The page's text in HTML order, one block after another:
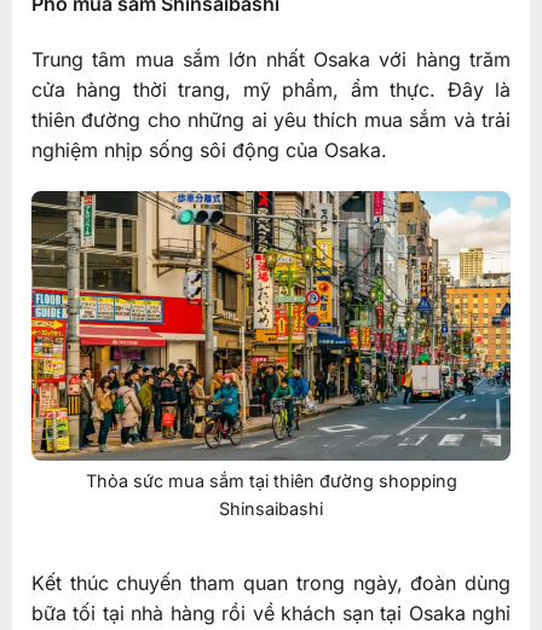
Trung tâm mua sắm lớn nhất Osaka với hàng trăm
cửa hàng thời trang, mỹ phẩm, ẩm thực. Đây là
thiên đường cho những ai yêu thích mua sắm và trải
nghiệm nhịp sống sôi động của Osaka.
Thỏa sức mua sắm tại thiên đường shopping
Shinsaibashi
Kết thúc chuyến tham quan trong ngày, đoàn dùng
bữa tối tại nhà hàng rồi về khách sạn tại Osaka nghỉ